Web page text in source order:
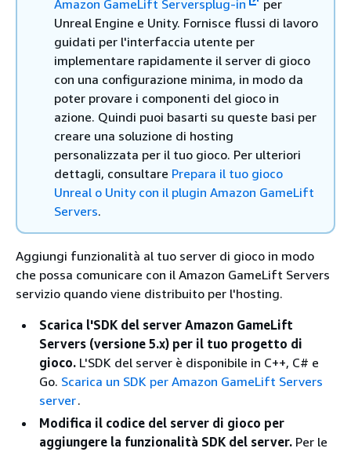
Amazon GameLift Serversplug-in
per
Unreal Engine e Unity. Fornisce flussi di lavoro
guidati per l'interfaccia utente per
implementare rapidamente il server di gioco
con una configurazione minima, in modo da
poter provare i componenti del gioco in
azione. Quindi puoi basarti su queste basi per
creare una soluzione di hosting
personalizzata per il tuo gioco. Per ulteriori
dettagli, consultare Prepara il tuo gioco
Unreal o Unity con il plugin Amazon GameLift
Servers.
Aggiungi funzionalità al tuo server di gioco in modo
che possa comunicare con il Amazon GameLift Servers
servizio quando viene distribuito per l'hosting.
Scarica l'SDK del server Amazon GameLift
Servers (versione 5.x) per il tuo progetto di
gioco. L'SDK del server è disponibile in C++, C# e
Go. Scarica un SDK per Amazon GameLift Servers
server.
Modifica il codice del server di gioco per
aggiungere la funzionalità SDK del server. Per le